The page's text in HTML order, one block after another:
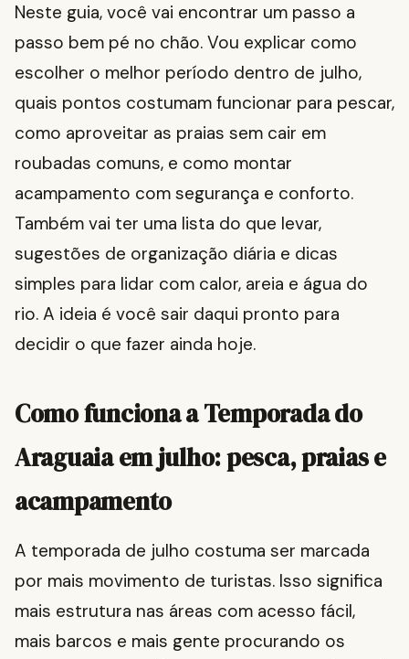
Neste guia, você vai encontrar um passo a
passo bem pé no chão. Vou explicar como
escolher o melhor período dentro de julho,
quais pontos costumam funcionar para pescar,
como aproveitar as praias sem cair em
roubadas comuns, e como montar
acampamento com segurança e conforto.
Também vai ter uma lista do que levar,
sugestões de organização diária e dicas
simples para lidar com calor, areia e água do
rio. A ideia é você sair daqui pronto para
decidir o que fazer ainda hoje.
Como funciona a Temporada do
Araguaia em julho: pesca, praias e
acampamento
A temporada de julho costuma ser marcada
por mais movimento de turistas. Isso significa
mais estrutura nas áreas com acesso fácil,
mais barcos e mais gente procurando os